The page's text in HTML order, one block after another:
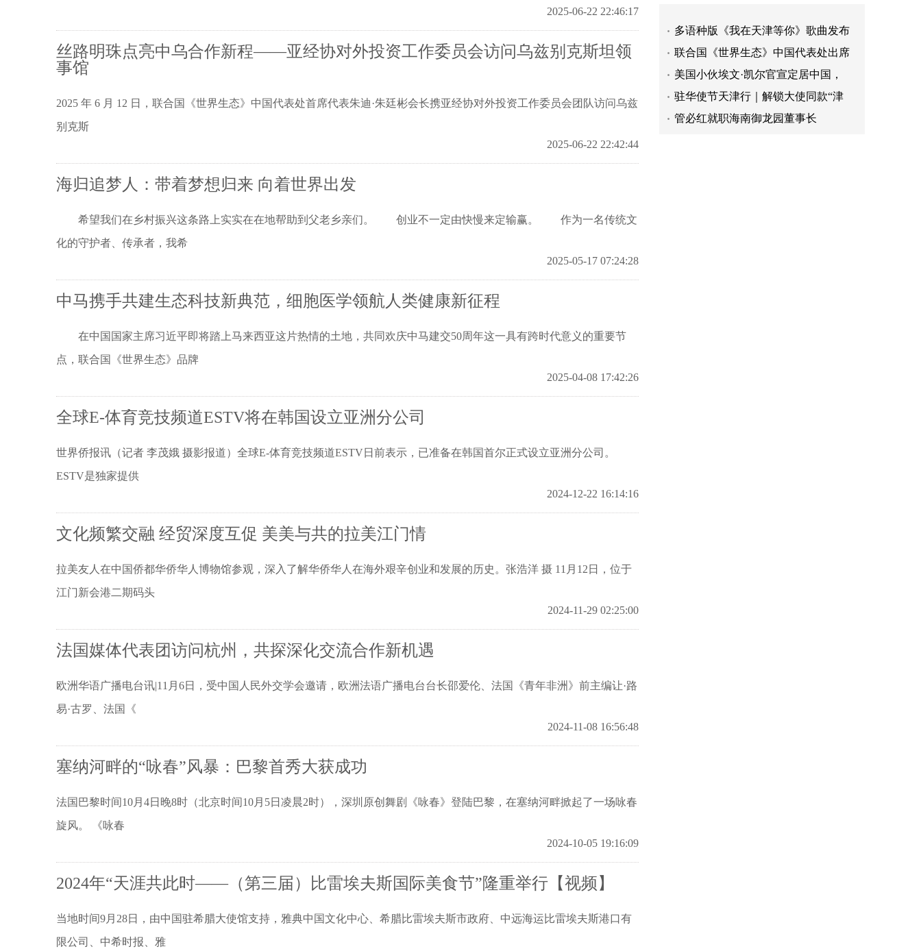
2025-06-22 22:46:17
丝路明珠点亮中乌合作新程——亚经协对外投资工作委员会访问乌兹别克斯坦领
事馆
2025 年 6 月 12 日，联合国《世界生态》中国代表处首席代表朱迪·朱廷彬会长携亚经协对外投资工作委员会团队访问乌兹
别克斯
2025-06-22 22:42:44
海归追梦人：带着梦想归来 向着世界出发
希望我们在乡村振兴这条路上实实在在地帮助到父老乡亲们。 创业不一定由快慢来定输赢。 作为一名传统文
化的守护者、传承者，我希
2025-05-17 07:24:28
中马携手共建生态科技新典范，细胞医学领航人类健康新征程
在中国国家主席习近平即将踏上马来西亚这片热情的土地，共同欢庆中马建交50周年这一具有跨时代意义的重要节
点，联合国《世界生态》品牌
2025-04-08 17:42:26
全球E-体育竞技频道ESTV将在韩国设立亚洲分公司
世界侨报讯（记者 李茂娥 摄影报道）全球E-体育竞技频道ESTV日前表示，已准备在韩国首尔正式设立亚洲分公司。
ESTV是独家提供
2024-12-22 16:14:16
文化频繁交融 经贸深度互促 美美与共的拉美江门情
拉美友人在中国侨都华侨华人博物馆参观，深入了解华侨华人在海外艰辛创业和发展的历史。张浩洋 摄 11月12日，位于
江门新会港二期码头
2024-11-29 02:25:00
法国媒体代表团访问杭州，共探深化交流合作新机遇
欧洲华语广播电台讯|11月6日，受中国人民外交学会邀请，欧洲法语广播电台台长邵爱伦、法国《青年非洲》前主编让·路
易·古罗、法国《
2024-11-08 16:56:48
塞纳河畔的“咏春”风暴：巴黎首秀大获成功
法国巴黎时间10月4日晚8时（北京时间10月5日凌晨2时），深圳原创舞剧《咏春》登陆巴黎，在塞纳河畔掀起了一场咏春
旋风。 《咏春
2024-10-05 19:16:09
2024年“天涯共此时——（第三届）比雷埃夫斯国际美食节”隆重举行【视频】
当地时间9月28日，由中国驻希腊大使馆支持，雅典中国文化中心、希腊比雷埃夫斯市政府、中远海运比雷埃夫斯港口有
限公司、中希时报、雅
联合国《世界生态》中国代表处出席
美国小伙埃文·凯尔官宣定居中国，
驻华使节天津行｜解锁大使同款“津
管必红就职海南御龙园董事长
细胞医学专家张红凯院士领航宠物健